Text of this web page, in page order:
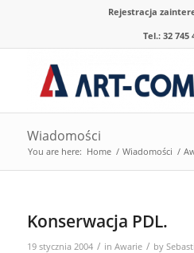
Rejestracja
Tel.: 32 745
Wiadomości
You are here: Home / Wiadomości /
Konserwacja PDL.
19 stycznia 2004 / in Awarie / by